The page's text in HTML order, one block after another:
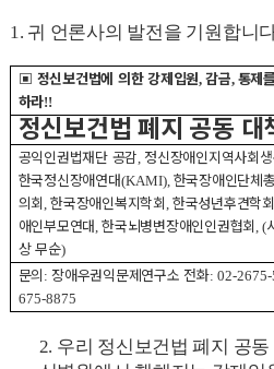
1. 귀 언론사의 발전을 기원합니
▣ 정신보건법에 의한 강제입원,감금, 통제
하라!!
정신보건법 폐지 공동
공익인권법재단 공감, 정신장애인지역사회
한국정신장애연대(KAMI), 한국장애인단체
의회,한국장애인복지학회, 한국성년후견학회
애인부모연대,한국뇌병변장애인인권협회, (
상 무순)
문의 :장애우권익문제연구소 전화: 02-
675-8875
2. 우리 정신보건법 폐지 공